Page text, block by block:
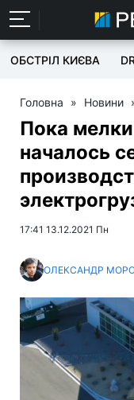
ОБСТРІЛ КИЄВА
Головна » Новини
Пока
началось
17:41 13.12.2021 Пн
ОЛЕКСАНДР